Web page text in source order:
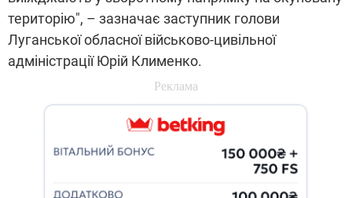
територію", – зазначає заступник голови
Луганської обласної військово-цивільної
адміністрації Юрій Клименко.